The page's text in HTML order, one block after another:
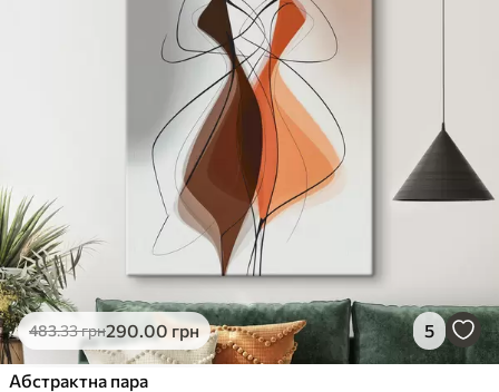
483.33грн290.00 грн 5
Абстрактна пара